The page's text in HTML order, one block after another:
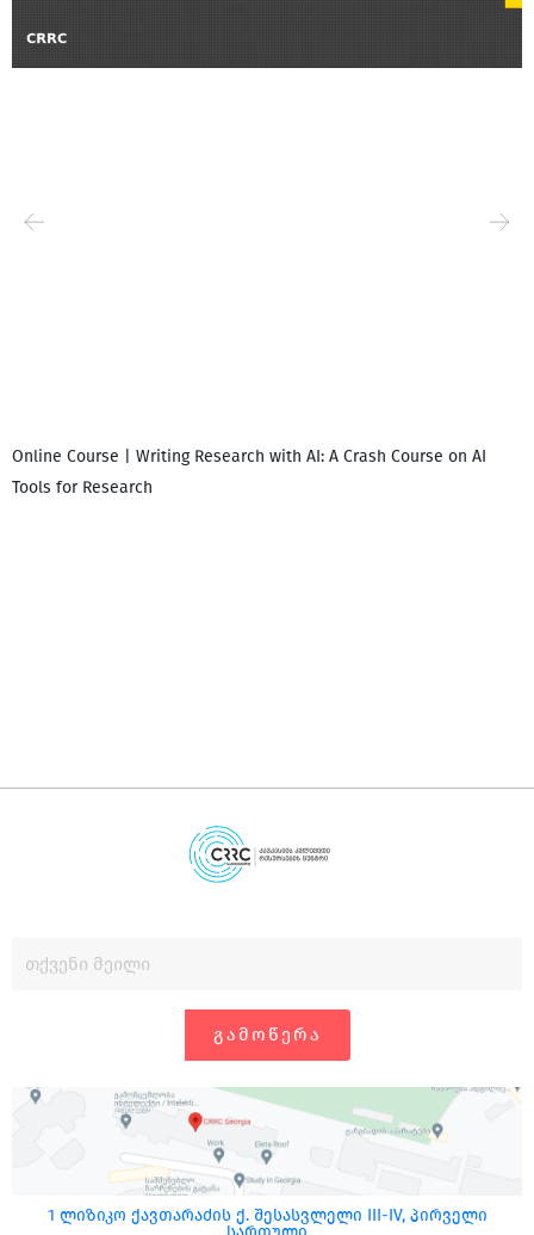
Online Course | Writing Research with AI: A Crash Course on AI
Tools for Research
ᲒᲐᲛᲝᲬᲔᲠᲐ
1 ლიზიკო ქავთარაძის ქ. შესასვლელი III-IV, პირველი